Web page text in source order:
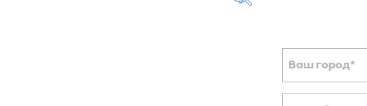
Ваш город*